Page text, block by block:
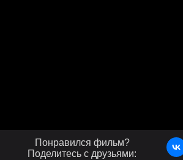
Понравился фильм?
Поделитесь с друзьями: